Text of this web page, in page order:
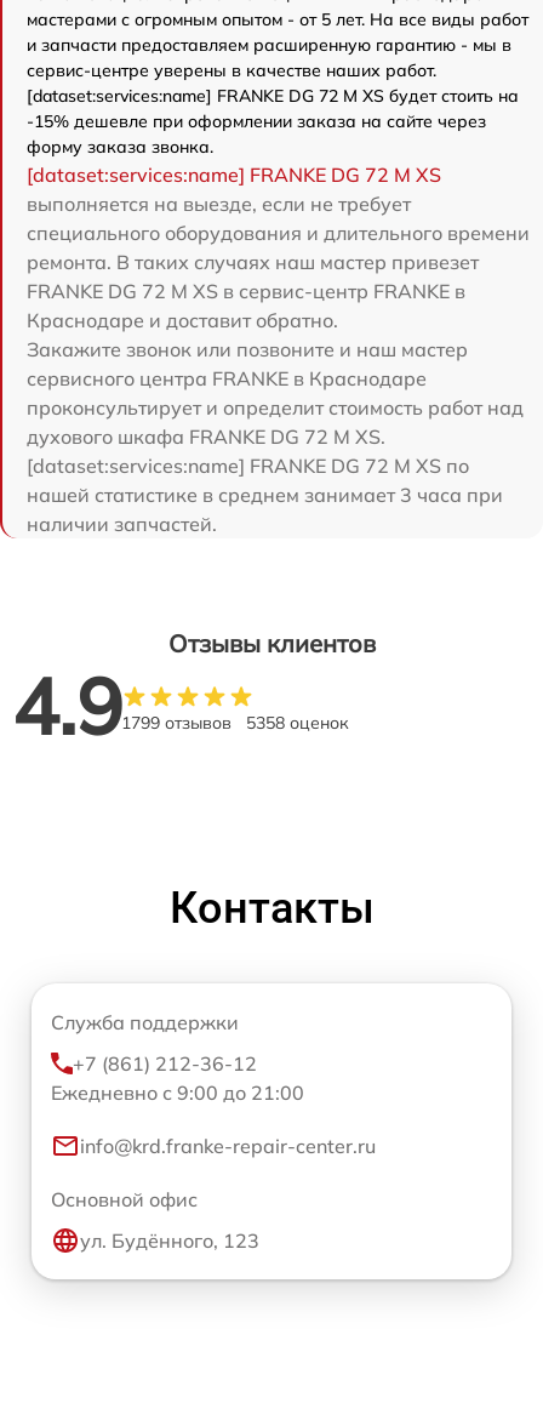
мастерами с огромным опытом - от 5 лет. На все виды работ
и запчасти предоставляем расширенную гарантию - мы в
сервис-центре уверены в качестве наших работ.
[dataset:services:name] FRANKE DG 72 M XS будет стоить на
-15% дешевле при оформлении заказа на сайте через
форму заказа звонка.
[dataset:services:name] FRANKE DG 72 M XS
выполняется на выезде, если не требует
специального оборудования и длительного времени
ремонта. В таких случаях наш мастер привезет
FRANKE DG 72 M XS в сервис-центр FRANKE в
Краснодаре и доставит обратно.
Закажите звонок или позвоните и наш мастер
сервисного центра FRANKE в Краснодаре
проконсультирует и определит стоимость работ над
духового шкафа FRANKE DG 72 M XS.
[dataset:services:name] FRANKE DG 72 M XS по
нашей статистике в среднем занимает 3 часа при
наличии запчастей.
Отзывы клиентов
4.91799 отзывов 5358 оценок
Контакты
Служба поддержки
+7 (861) 212-36-12
Ежедневно с 9:00 до 21:00
info@krd.franke-repair-center.ru
Основной офис
ул. Будённого, 123